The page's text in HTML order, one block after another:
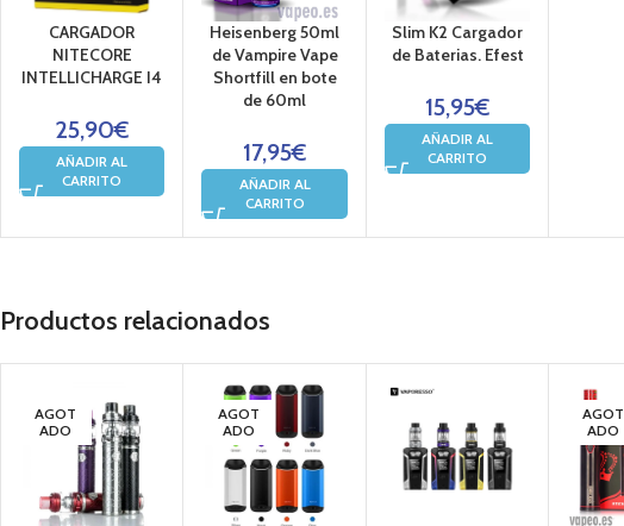
Cable USB
Manual de Usuario
Recambios
CARGADOR
NITECORE
INTELLICHARGE I4
25,90€
AÑADIR AL
CARRITO
Heisenberg 50ml
de Vampire Vape
Shortfill en bote
de 60ml
17,95€
AÑADIR AL
CARRITO
Slim K2 Cargador
de Baterias. Efest
15,95€
AÑADIR AL
CARRITO
Productos relacionados
AGOT
ADO
AGOT
ADO
AGOT
ADO